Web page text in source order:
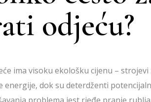
BOLJE
odjeću?
ima visoku ekološku cijenu –
energije, dok su deterdženti